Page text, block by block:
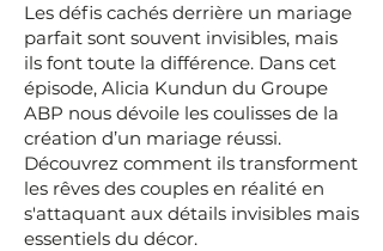
Les défis cachés derrière un mariage
parfait sont souvent invisibles, mais
ils font toute la différence. Dans cet
épisode, Alicia Kundun du Groupe
ABP nous dévoile les coulisses de la
création d’un mariage réussi.
Découvrez comment ils transforment
les rêves des couples en réalité en
s'attaquant aux détails invisibles mais
essentiels du décor.